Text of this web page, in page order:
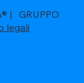
| GRUPPO
legali